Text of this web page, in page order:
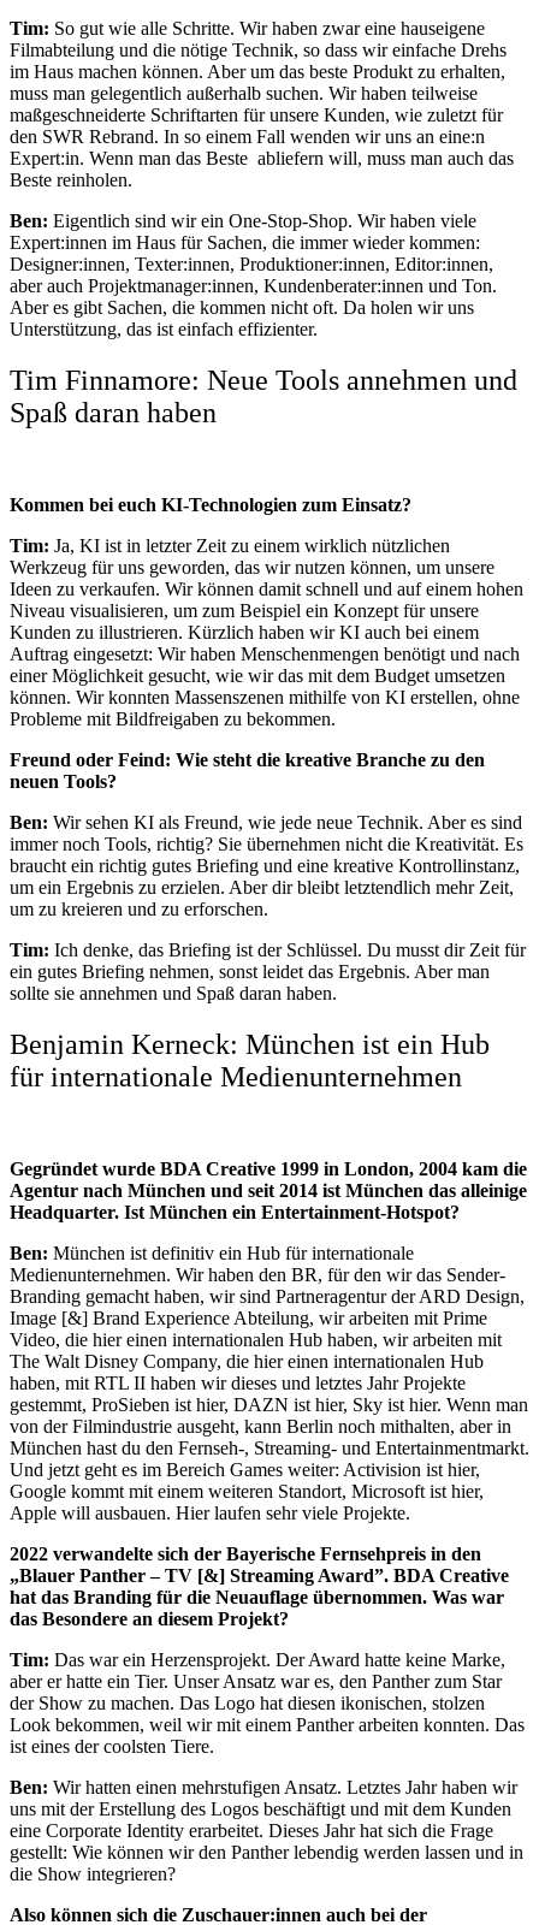
Tim: So gut wie alle Schritte. Wir haben zwar eine hauseigene
Filmabteilung und die nötige Technik, so dass wir einfache Drehs
im Haus machen können. Aber um das beste Produkt zu erhalten,
muss man gelegentlich außerhalb suchen. Wir haben teilweise
maßgeschneiderte Schriftarten für unsere Kunden, wie zuletzt für
den SWR Rebrand. In so einem Fall wenden wir uns an eine:n
Expert:in. Wenn man das Beste abliefern will, muss man auch das
Beste reinholen.
Ben: Eigentlich sind wir ein One-Stop-Shop. Wir haben viele
Expert:innen im Haus für Sachen, die immer wieder kommen:
Designer:innen, Texter:innen, Produktioner:innen, Editor:innen,
aber auch Projektmanager:innen, Kundenberater:innen und Ton.
Aber es gibt Sachen, die kommen nicht oft. Da holen wir uns
Unterstützung, das ist einfach effizienter.
Tim Finnamore: Neue Tools annehmen und
Spaß daran haben
Kommen bei euch KI-Technologien zum Einsatz?
Tim: Ja, KI ist in letzter Zeit zu einem wirklich nützlichen
Werkzeug für uns geworden, das wir nutzen können, um unsere
Ideen zu verkaufen. Wir können damit schnell und auf einem hohen
Niveau visualisieren, um zum Beispiel ein Konzept für unsere
Kunden zu illustrieren. Kürzlich haben wir KI auch bei einem
Auftrag eingesetzt: Wir haben Menschenmengen benötigt und nach
einer Möglichkeit gesucht, wie wir das mit dem Budget umsetzen
können. Wir konnten Massenszenen mithilfe von KI erstellen, ohne
Probleme mit Bildfreigaben zu bekommen.
Freund oder Feind: Wie steht die kreative Branche zu den
neuen Tools?
Ben: Wir sehen KI als Freund, wie jede neue Technik. Aber es sind
immer noch Tools, richtig? Sie übernehmen nicht die Kreativität. Es
braucht ein richtig gutes Briefing und eine kreative Kontrollinstanz,
um ein Ergebnis zu erzielen. Aber dir bleibt letztendlich mehr Zeit,
um zu kreieren und zu erforschen.
Tim: Ich denke, das Briefing ist der Schlüssel. Du musst dir Zeit für
ein gutes Briefing nehmen, sonst leidet das Ergebnis. Aber man
sollte sie annehmen und Spaß daran haben.
Benjamin Kerneck: München ist ein Hub
für internationale Medienunternehmen
Gegründet wurde BDA Creative 1999 in London, 2004 kam die
Agentur nach München und seit 2014 ist München das alleinige
Headquarter. Ist München ein Entertainment-Hotspot?
Ben: München ist definitiv ein Hub für internationale
Medienunternehmen. Wir haben den BR, für den wir das Sender-
Branding gemacht haben, wir sind Partneragentur der ARD Design,
Image [&] Brand Experience Abteilung, wir arbeiten mit Prime
Video, die hier einen internationalen Hub haben, wir arbeiten mit
The Walt Disney Company, die hier einen internationalen Hub
haben, mit RTL II haben wir dieses und letztes Jahr Projekte
gestemmt, ProSieben ist hier, DAZN ist hier, Sky ist hier. Wenn man
von der Filmindustrie ausgeht, kann Berlin noch mithalten, aber in
München hast du den Fernseh-, Streaming- und Entertainmentmarkt.
Und jetzt geht es im Bereich Games weiter: Activision ist hier,
Google kommt mit einem weiteren Standort, Microsoft ist hier,
Apple will ausbauen. Hier laufen sehr viele Projekte.
2022 verwandelte sich der Bayerische Fernsehpreis in den
„Blauer Panther – TV [&] Streaming Award”. BDA Creative
hat das Branding für die Neuauflage übernommen. Was war
das Besondere an diesem Projekt?
Tim: Das war ein Herzensprojekt. Der Award hatte keine Marke,
aber er hatte ein Tier. Unser Ansatz war es, den Panther zum Star
der Show zu machen. Das Logo hat diesen ikonischen, stolzen
Look bekommen, weil wir mit einem Panther arbeiten konnten. Das
ist eines der coolsten Tiere.
Ben: Wir hatten einen mehrstufigen Ansatz. Letztes Jahr haben wir
uns mit der Erstellung des Logos beschäftigt und mit dem Kunden
eine Corporate Identity erarbeitet. Dieses Jahr hat sich die Frage
gestellt: Wie können wir den Panther lebendig werden lassen und in
die Show integrieren?
Also können sich die Zuschauer:innen auch bei der